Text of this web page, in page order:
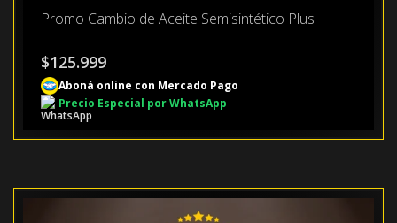
Promo Cambio de Aceite Semisintético Plus
$125.999
Aboná online con Mercado Pago
Precio Especial por WhatsApp